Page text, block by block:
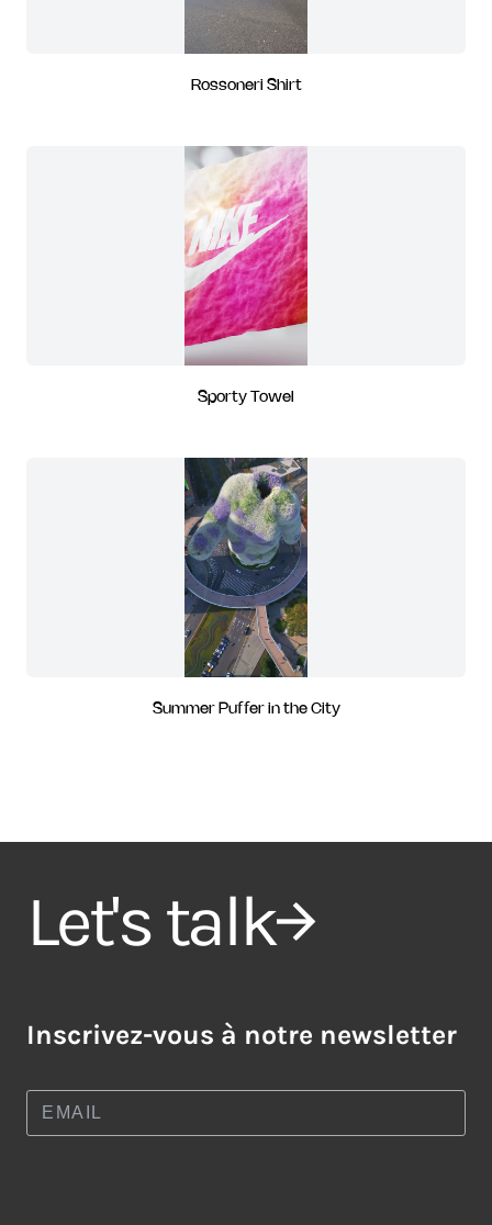
Rossoneri Shirt
Sporty Towel
Summer Puffer in the City
Let's talk
Inscrivez-vous à notre newsletter